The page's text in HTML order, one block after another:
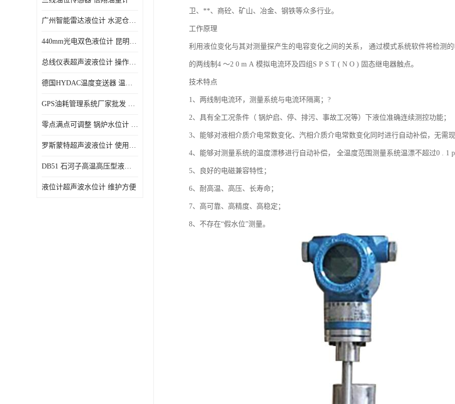
广州智能雷达液位计 水泥仓料位
440mm光电双色液位计 昆明锅炉汽包用光电液位计
总线仪表超声波液位计 操作简单
德国HYDAC温度变送器 温度变送器工作原理 市场性价比优
GPS油耗管理系统厂家批发 CR-606 汽车油位传感器故障
零点满点可调整 锅炉水位计 太原智能锅炉汽包液位计生产厂家
罗斯蒙特超声波液位计 使用寿命长
DB51 石河子高温高压型液位变送器 性能稳定
液位计超声波水位计 维护方便
卫、**、商砼、矿山、冶金、钢铁等众多行业。
工作原理
利用液位变化与其对测量探产生的电容变化之间的关系， 通过模式系统软件将检测
的两线制4 ～2 0 m A 模拟电流环及四组S P S T ( N O ) 固态继电器触点。
技术特点
1、两线制电流环，测量系统与电流环隔离；?
2、具有全工况条件（ 锅炉启、停、排污、事故工况等）下液位准确连续测控功能；
3、能够对液相介质介电常数变化、汽相介质介电常数变化同时进行自动补偿，无需现
4、能够对测量系统的温度漂移进行自动补偿， 全温度范围测量系统温漂不超过0 . 1 p
5、良好的电磁兼容特性；
6、耐高温、高压、长寿命；
7、高可靠、高精度、高稳定；
8、不存在“假水位”测量。